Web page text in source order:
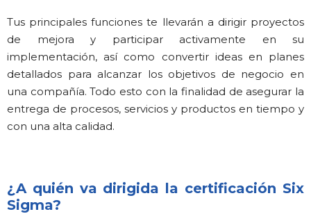
Tus principales funciones te llevarán a dirigir proyectos
de mejora y participar activamente en su
implementación, así como convertir ideas en planes
detallados para alcanzar los objetivos de negocio en
una compañía. Todo esto con la finalidad de asegurar la
entrega de procesos, servicios y productos en tiempo y
con una alta calidad.
¿A quién va dirigida la certificación Six
Sigma?